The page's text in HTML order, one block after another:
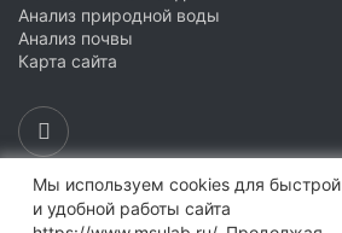
Анализ природной воды
Анализ почвы
Карта сайта
Обратный звонок
Мы используем cookies для быстрой
и удобной работы сайта